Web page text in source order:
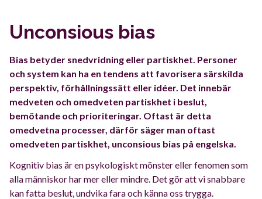
Unconsious bias
Bias betyder snedvridning eller partiskhet . Personer
och system kan ha en tendens att favorisera särskilda
perspektiv, förhållningssätt eller idéer. Det innebär
medveten och omedveten partiskhet i beslut,
bemötande och prioriteringar. Oftast är detta
omedvetna processer, därför säger man oftast
omedveten partiskhet, unconsious bias på engelska.
Kognitiv bias är en psykologiskt mönster eller fenomen som
alla människor har mer eller mindre. Det gör att vi snabbare
kan fatta beslut, undvika fara och känna oss trygga.